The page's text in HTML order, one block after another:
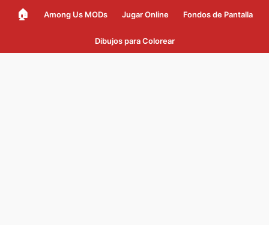
🏠 Among Us MODs Jugar Online Fondos de Pantalla
Dibujos para Colorear